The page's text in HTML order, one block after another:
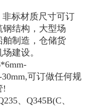
标材质尺寸可订
结构，大型场
制造，仓储货
建设。
可订做任何规
!
、Q345B(C、